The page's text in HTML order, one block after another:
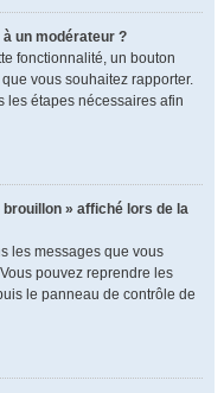
un modérateur ?
fonctionnalité, un bouton
vous souhaitez rapporter.
les étapes nécessaires afin
» affiché lors de la
les messages que vous
pouvez reprendre les
le panneau de contrôle de